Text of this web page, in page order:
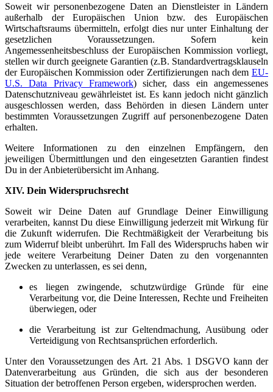
Soweit wir personenbezogene Daten an Dienstleister in Ländern
außerhalb der Europäischen Union bzw. des Europäischen
Wirtschaftsraums übermitteln, erfolgt dies nur unter Einhaltung der
gesetzlichen Voraussetzungen. Sofern kein
Angemessenheitsbeschluss der Europäischen Kommission vorliegt,
stellen wir durch geeignete Garantien (z.B. Standardvertragsklauseln
der Europäischen Kommission oder Zertifizierungen nach dem EU-
U.S. Data Privacy Framework) sicher, dass ein angemessenes
Datenschutzniveau gewährleistet ist. Es kann jedoch nicht gänzlich
ausgeschlossen werden, dass Behörden in diesen Ländern unter
bestimmten Voraussetzungen Zugriff auf personenbezogene Daten
erhalten.
Weitere Informationen zu den einzelnen Empfängern, den
jeweiligen Übermittlungen und den eingesetzten Garantien findest
Du in der Anbieterübersicht im Anhang.
XIV. Dein Widerspruchsrecht
Soweit wir Deine Daten auf Grundlage Deiner Einwilligung
verarbeiten, kannst Du diese Einwilligung jederzeit mit Wirkung für
die Zukunft widerrufen. Die Rechtmäßigkeit der Verarbeitung bis
zum Widerruf bleibt unberührt. Im Fall des Widerspruchs haben wir
jede weitere Verarbeitung Deiner Daten zu den vorgenannten
Zwecken zu unterlassen, es sei denn,
es liegen zwingende, schutzwürdige Gründe für eine
Verarbeitung vor, die Deine Interessen, Rechte und Freiheiten
überwiegen, oder
die Verarbeitung ist zur Geltendmachung, Ausübung oder
Verteidigung von Rechtsansprüchen erforderlich.
Unter den Voraussetzungen des Art. 21 Abs. 1 DSGVO kann der
Datenverarbeitung aus Gründen, die sich aus der besonderen
Situation der betroffenen Person ergeben, widersprochen werden.